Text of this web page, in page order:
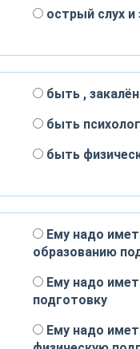
острый слух и
быть ,
быть
быть
Ему надо
образованию
Ему надо
подготовку
Ему надо